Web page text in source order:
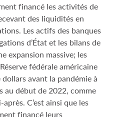
financé les activités de
des liquidités en
Les actifs des banques
d’État et les bilans de
expansion massive; les
fédérale américaine
avant la pandémie à
au début de 2022, comme
C’est ainsi que les
financé leurs